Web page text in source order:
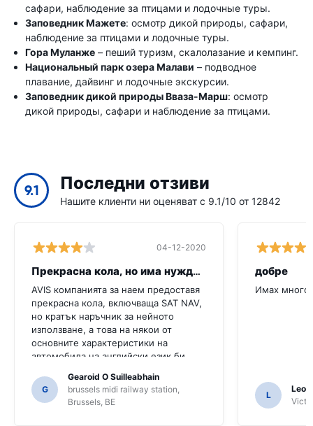
сафари, наблюдение за птицами и лодочные туры.
Заповедник Мажете: осмотр дикой природы, сафари,
наблюдение за птицами и лодочные туры.
Гора Муланже – пеший туризм, скалолазание и кемпинг.
Национальный парк озера Малави – подводное
плавание, дайвинг и лодочные экскурсии.
Заповедник дикой природы Вваза-Марш: осмотр
дикой природы, сафари и наблюдение за птицами.
9.1 Последни отзиви
Нашите клиенти ни оценяват с 9.1/10 от 12842
04-12-2020
Прекрасна кола, но има нужда от повече
AVIS компанията за наем предоставя
прекрасна кола, включваща SAT NAV,
но кратък наръчник за нейното
използване, а това на някои от
основните характеристики на
автомобила на английски език би
Трябваше да попитаме няколко
местни жители за ориентиране и
само за това, че може би не сме
G
Gearoid O Suilleabhain
brussels midi railway station,
Brussels, BE
добре
Имах много
L